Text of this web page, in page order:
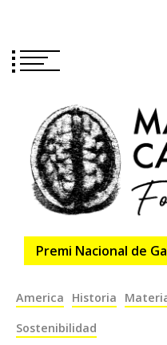
contenido
Premi Nacional de
America Historia
Sostenibilidad